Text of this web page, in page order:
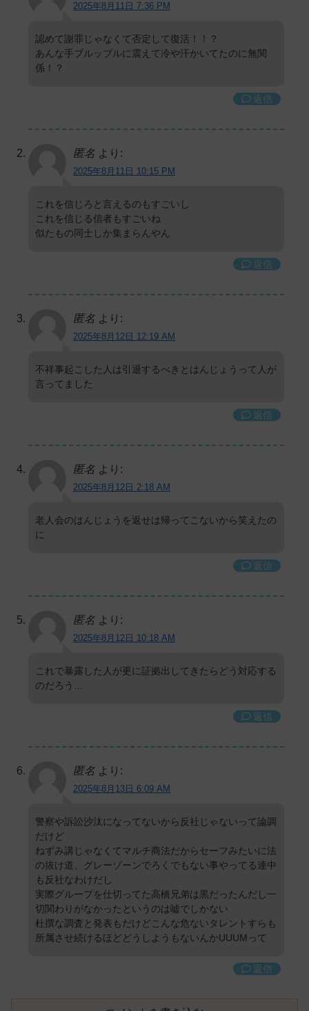
2025年8月11日 7:36 PM
認めて謝罪じゃなくて否定して復活！！？
あんな手ブルッブルに震えて冷や汗かいてたのに無関
係！？
返信
匿名 より:
2025年8月11日 10:15 PM
これを信じろと言えるのもすごいし
これを信じる信者もすごいね
似たもの同士しか集まらんやん
返信
匿名 より:
2025年8月12日 12:19 AM
不祥事起こした人は引退するべきとはんじょうって人が
言ってました
返信
匿名 より:
2025年8月12日 2:18 AM
老人会のはんじょうを返せは帰ってこないから笑えたの
に
返信
匿名 より:
2025年8月12日 10:18 AM
これで暴露した人が更に証拠出してきたらどう対応する
のだろう…
返信
匿名 より:
2025年8月13日 6:09 AM
警察や訴訟沙汰になってないから反社じゃないって論調
だけど
ねずみ講じゃなくてマルチ商法だからセーフみたいに法
の抜け道、グレーゾーンでろくでもない事やってる連中
も反社なわけだし
実際グループを仕切ってた高橋兄弟は黒だったんだし一
切関わりがなかったというのは嘘でしかない
杜撰な調査と発表もだけどこんな危ないタレントすらも
所属させ続けるほどどうしようもないんかUUUMって
返信